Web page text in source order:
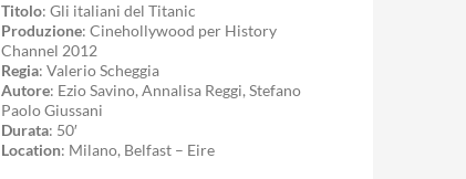
Titolo: Gli italiani del Titanic
Produzione: Cinehollywood per History
Channel 2012
Regia: Valerio Scheggia
Autore: Ezio Savino, Annalisa Reggi, Stefano
Paolo Giussani
Durata: 50′
Location: Milano, Belfast – Eire